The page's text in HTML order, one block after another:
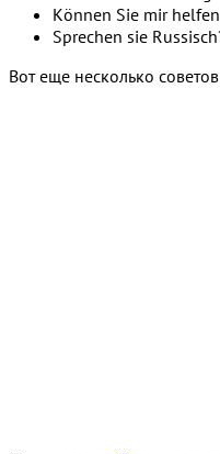
Kӧnnen Sie mir
Sprechen sie
Вот еще несколько